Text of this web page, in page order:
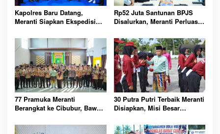
Kapolres Baru Datang,
Meranti Siapkan Ekspedisi
Rp52 Juta Santunan BPJS
Disalurkan, Meranti Perluas
77 Pramuka Meranti
Berangkat ke Cibubur, Bawa
30 Putra Putri Terbaik Meranti
Disiapkan, Misi Besar